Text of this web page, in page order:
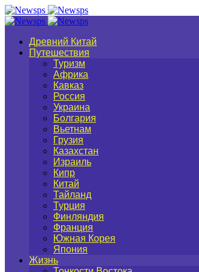
Древний Китай
Путешествия
Туризм
Африка
Кавказ
Россия
Украина
Болгария
Вьетнам
Грузия
Казахстан
Израиль
Кипр
Китай
Тайланд
Турция
Финляндия
Франция
Южная Корея
Япония
Жизнь